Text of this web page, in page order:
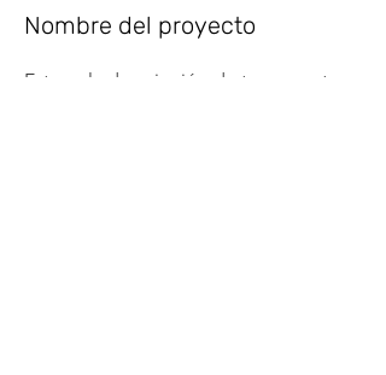
Nombre del proyecto
Esta es la descripción de tu proyecto.